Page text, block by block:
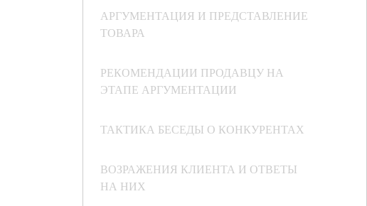
АРГУМЕНТАЦИЯ И ПРЕДСТАВЛЕНИЕ
ТОВАРА
РЕКОМЕНДАЦИИ ПРОДАВЦУ НА
ЭТАПЕ АРГУМЕНТАЦИИ
ТАКТИКА БЕСЕДЫ О КОНКУРЕНТАХ
ВОЗРАЖЕНИЯ КЛИЕНТА И ОТВЕТЫ
НА НИХ